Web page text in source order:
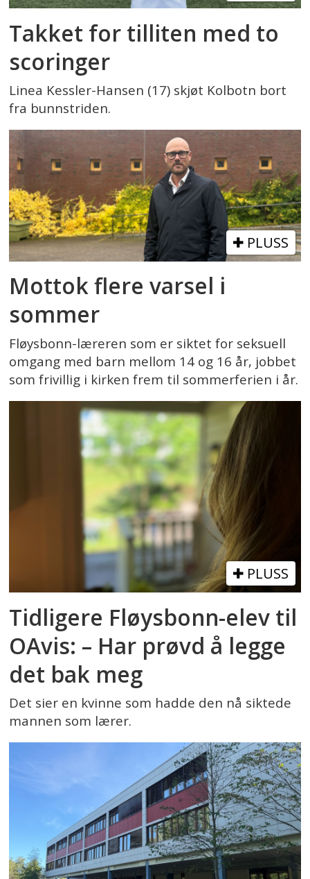
Takket for tilliten med to
scoringer
Linea Kessler-Hansen (17) skjøt Kolbotn bort
fra bunnstriden.
PLUSS
Mottok flere varsel i
sommer
Fløysbonn-læreren som er siktet for seksuell
omgang med barn mellom 14 og 16 år, jobbet
som frivillig i kirken frem til sommerferien i år.
PLUSS
Tidligere Fløysbonn-elev til
OAvis: – Har prøvd å legge
det bak meg
Det sier en kvinne som hadde den nå siktede
mannen som lærer.